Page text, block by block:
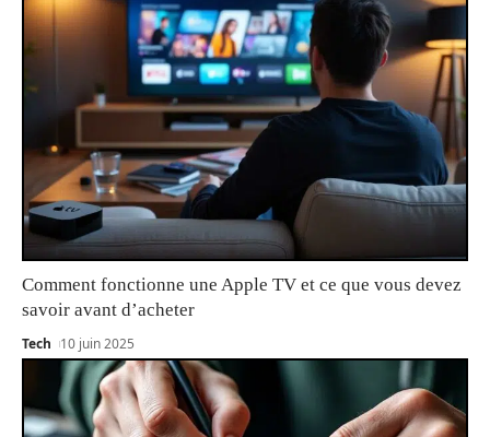
Comment fonctionne une Apple TV et ce que vous devez
savoir avant d’acheter
Tech 10 juin 2025